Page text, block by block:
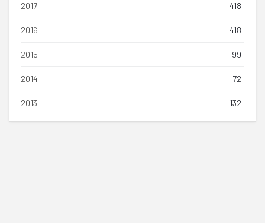
2017 418
2016 418
2015 99
2014 72
2013 132